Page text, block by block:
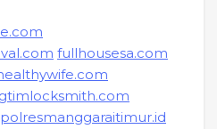
fullhousesa.com
polresmanggaraitimur.id